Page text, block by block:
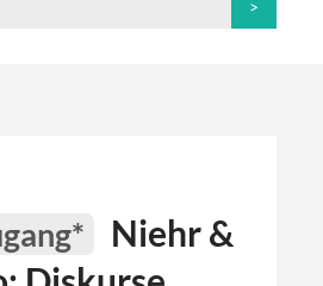
Niehr &